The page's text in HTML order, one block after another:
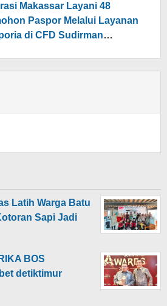
Makassar Layani 48
Paspor Melalui Layanan
di CFD Sudirman
Latih Warga Batu
Sapi Jadi
BOS
detiktimur